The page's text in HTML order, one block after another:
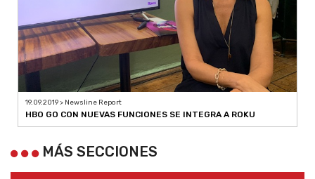
19.09.2019 > Newsline Report
HBO GO CON NUEVAS FUNCIONES SE INTEGRA A ROKU
MÁS SECCIONES